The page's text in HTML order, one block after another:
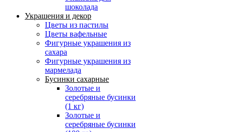
шоколада
Украшения и декор
Цветы из пастилы
Цветы вафельные
Фигурные украшения из
сахара
Фигурные украшения из
мармелада
Бусинки сахарные
Золотые и
серебряные бусинки
(1 кг)
Золотые и
серебряные бусинки